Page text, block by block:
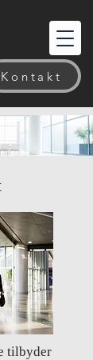
Kontakt
tilbyder